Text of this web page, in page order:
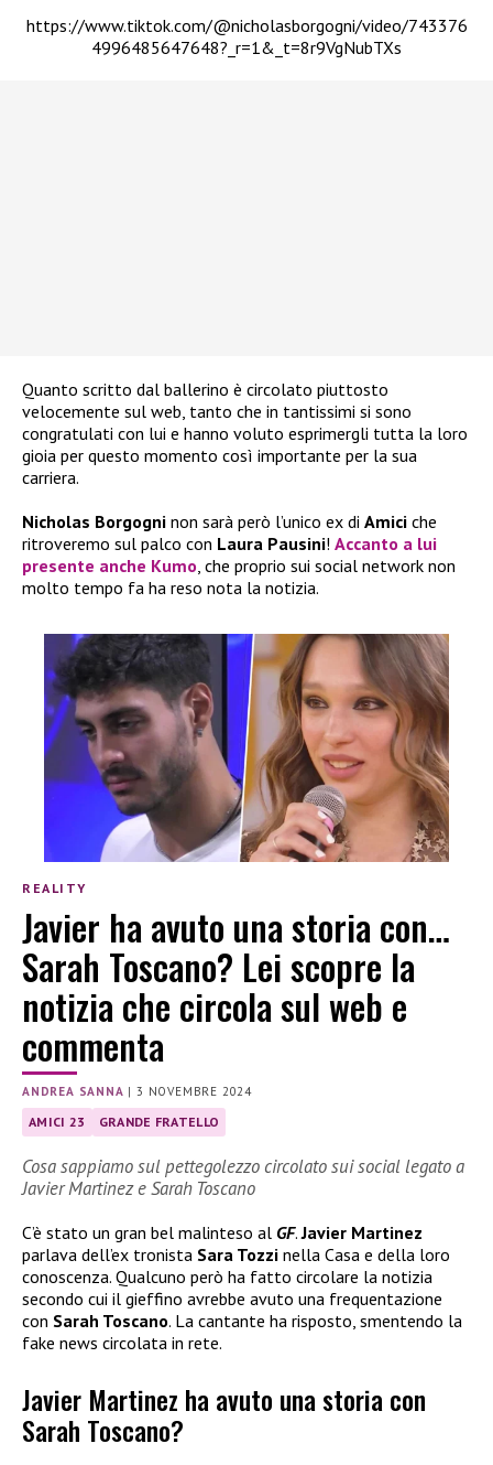
https://www.tiktok.com/@nicholasborgogni/video/743376
4996485647648?_r=1&_t=8r9VgNubTXs
Quanto scritto dal ballerino è circolato piuttosto
velocemente sul web, tanto che in tantissimi si sono
congratulati con lui e hanno voluto esprimergli tutta la loro
gioia per questo momento così importante per la sua
carriera.
Nicholas Borgogni non sarà però l’unico ex di Amici che
ritroveremo sul palco con Laura Pausini! Accanto a lui
presente anche Kumo, che proprio sui social network non
molto tempo fa ha reso nota la notizia.
REALITY
Javier ha avuto una storia con…
Sarah Toscano? Lei scopre la
notizia che circola sul web e
commenta
ANDREA SANNA |3 NOVEMBRE 2024
AMICI 23 GRANDE FRATELLO
Cosa sappiamo sul pettegolezzo circolato sui social legato a
Javier Martinez e Sarah Toscano
C’è stato un gran bel malinteso al GF.Javier Martinez
parlava dell’ex tronista Sara Tozzi nella Casa e della loro
conoscenza. Qualcuno però ha fatto circolare la notizia
secondo cui il gieffino avrebbe avuto una frequentazione
con Sarah Toscano. La cantante ha risposto, smentendo la
fake news circolata in rete.
Javier Martinez ha avuto una storia con
Sarah Toscano?